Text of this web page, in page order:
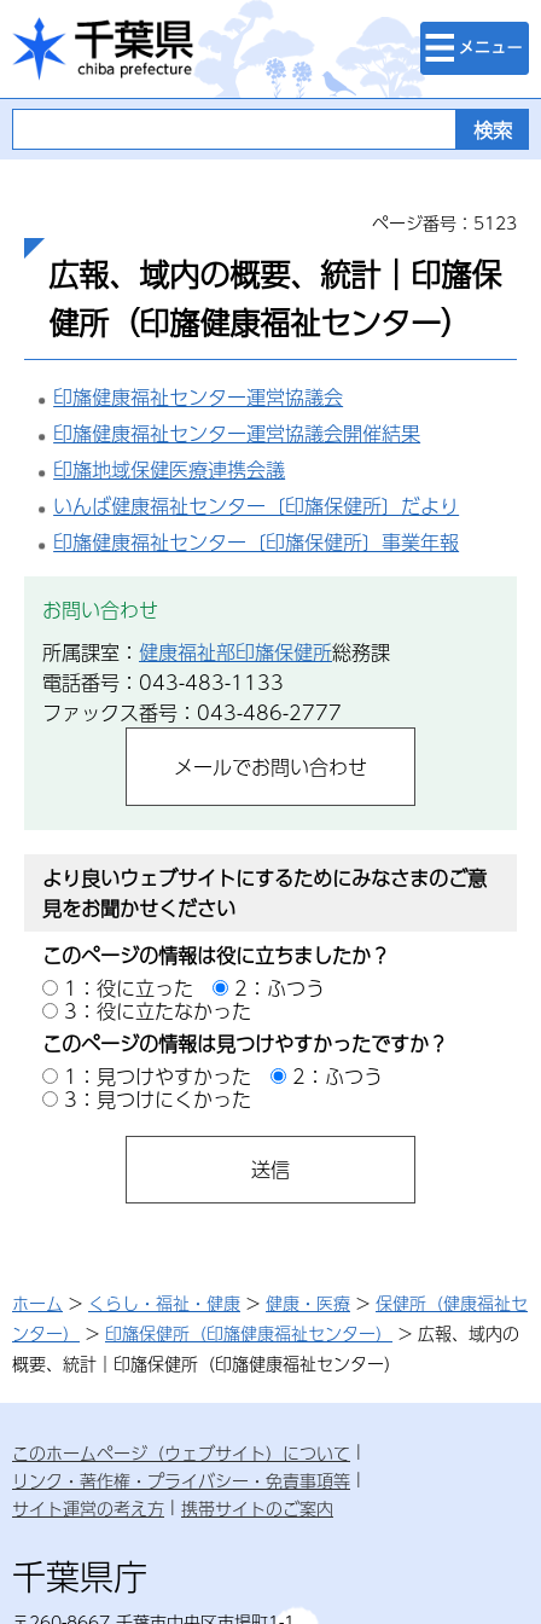
千葉県
検索・メニュ
ー
ページ番号：5123
広報、域内の概要、統計｜印旛保
健所（印旛健康福祉センター）
印旛健康福祉センター運営協議会
印旛健康福祉センター運営協議会開催結果
印旛地域保健医療連携会議
いんば健康福祉センター〔印旛保健所〕だより
印旛健康福祉センター〔印旛保健所〕事業年報
お問い合わせ
所属課室： 健康福祉部印旛保健所総務課
電話番号：043-483-1133
ファックス番号：043-486-2777
より良いウェブサイトにするためにみなさまのご意
見をお聞かせください
このページの情報は役に立ちましたか？
1：役に立った
2：ふつう
3：役に立たなかった
このページの情報は見つけやすかったですか？
1：見つけやすかった
2：ふつう
3：見つけにくかった
ホーム > くらし・福祉・健康 > 健康・医療 > 保健所（健康福祉セ
ンター）
> 印旛保健所（印旛健康福祉センター）
> 広報、域内の
概要、統計｜印旛保健所（印旛健康福祉センター）
このホームページ（ウェブサイト）について
リンク・著作権・プライバシー・免責事項等
サイト運営の考え方
携帯サイトのご案内
千葉県庁